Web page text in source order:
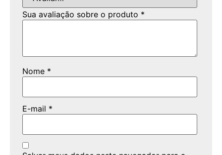
Sua avaliação sobre o produto *
Nome *
E-mail *